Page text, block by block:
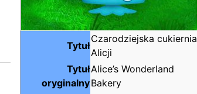
Tytuł
Czarodziejska cukiernia
Alicji
Tytuł
oryginalny
Alice’s Wonderland
Bakery